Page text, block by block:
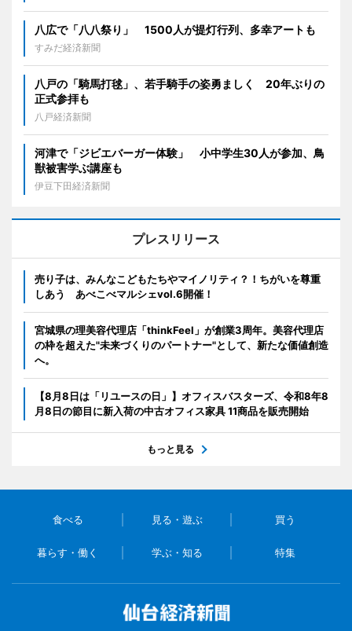
八広で「八八祭り」 1500人が提灯行列、多幸アートも
すみだ経済新聞
八戸の「騎馬打毬」、若手騎手の姿勇ましく 20年ぶりの
正式参拝も
八戸経済新聞
河津で「ジビエバーガー体験」 小中学生30人が参加、鳥
獣被害学ぶ講座も
伊豆下田経済新聞
プレスリリース
売り子は、みんなこどもたちやマイノリティ？！ちがいを尊重
しあう あべこべマルシェvol.6開催！
宮城県の理美容代理店「thinkFeel」が創業3周年。美容代理店
の枠を超えた"未来づくりのパートナー"として、新たな価値創造
へ。
【8月8日は「リユースの日」】オフィスバスターズ、令和8年8
月8日の節目に新入荷の中古オフィス家具 11商品を販売開始
もっと見る
食べる 見る・遊ぶ 買う
暮らす・働く 学ぶ・知る 特集